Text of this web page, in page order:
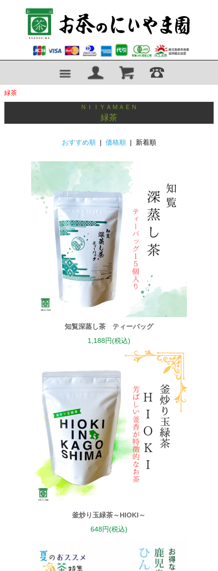
緑茶
ＮＩＩＹＡＭＡＥＮ
緑茶
おすすめ順| 価格順| 新着順
知覧深蒸し茶 ティーバッグ
1,188円(税込)
釜炒り玉緑茶～HIOKI～
648円(税込)